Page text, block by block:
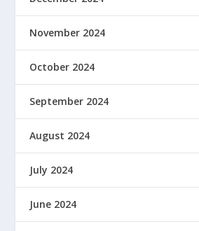
November 2024
October 2024
September 2024
August 2024
July 2024
June 2024